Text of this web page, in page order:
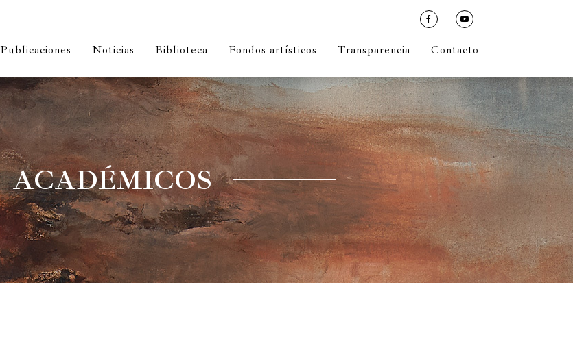
Publicaciones Noticias Biblioteca Fondos artísticos Transparencia Contacto
ACADÉMICOS